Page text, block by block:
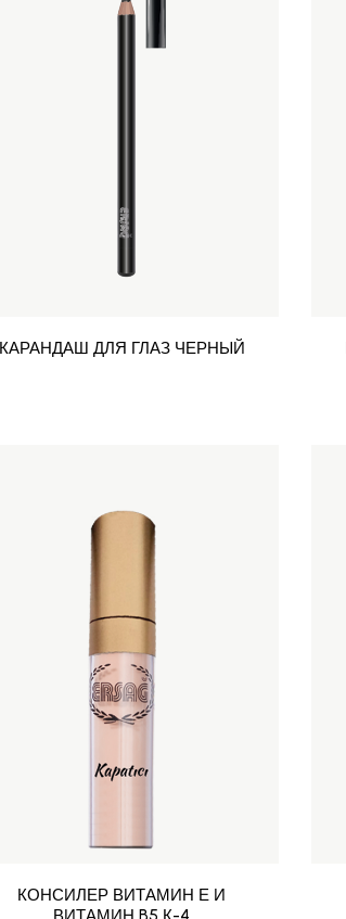
КАРАНДАШ ДЛЯ ГЛАЗ ЧЕРНЫЙ
КОНСИЛЕР ВИТАМИН Е И